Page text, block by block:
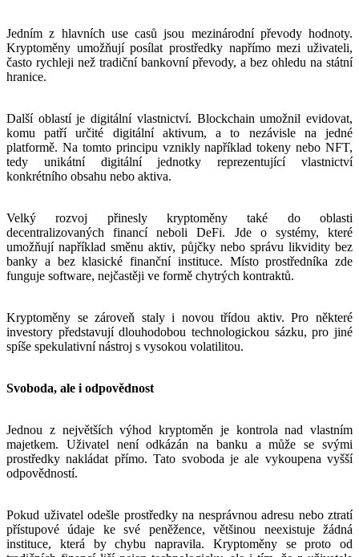
Jedním z hlavních use casů jsou mezinárodní převody hodnoty.
Kryptoměny umožňují posílat prostředky napřímo mezi uživateli,
často rychleji než tradiční bankovní převody, a bez ohledu na státní
hranice.
Další oblastí je digitální vlastnictví. Blockchain umožnil evidovat,
komu patří určité digitální aktivum, a to nezávisle na jedné
platformě. Na tomto principu vznikly například tokeny nebo NFT,
tedy unikátní digitální jednotky reprezentující vlastnictví
konkrétního obsahu nebo aktiva.
Velký rozvoj přinesly kryptoměny také do oblasti
decentralizovaných financí neboli DeFi. Jde o systémy, které
umožňují například směnu aktiv, půjčky nebo správu likvidity bez
banky a bez klasické finanční instituce. Místo prostředníka zde
funguje software, nejčastěji ve formě chytrých kontraktů.
Kryptoměny se zároveň staly i novou třídou aktiv. Pro některé
investory představují dlouhodobou technologickou sázku, pro jiné
spíše spekulativní nástroj s vysokou volatilitou.
Svoboda, ale i odpovědnost
Jednou z největších výhod kryptoměn je kontrola nad vlastním
majetkem. Uživatel není odkázán na banku a může se svými
prostředky nakládat přímo. Tato svoboda je ale vykoupena vyšší
odpovědností.
Pokud uživatel odešle prostředky na nesprávnou adresu nebo ztratí
přístupové údaje ke své peněžence, většinou neexistuje žádná
instituce, která by chybu napravila. Kryptoměny se proto od